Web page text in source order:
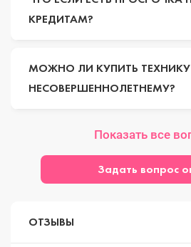
КРЕДИТАМ?
МОЖНО ЛИ КУПИТЬ ТЕХНИКУ
НЕСОВЕРШЕННОЛЕТНЕМУ?
Показать все
Задать вопрос
ОТЗЫВЫ